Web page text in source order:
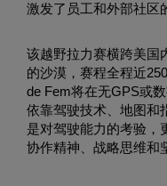
激发了员工和外部社区
该越野拉力赛横跨美国
的沙漠，赛程全程近
de Fem将在无GPS或
依靠驾驶技术、地图和
是对驾驶能力的考验，
协作精神、战略思维和